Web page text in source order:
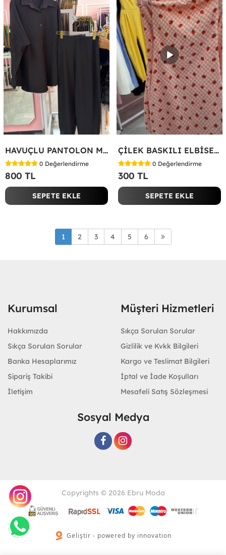
HAVUÇLU PANTOLON MİYASE TAKIM Siyah
0 Değerlendirme
800 TL
SEPETE EKLE
ÇİLEK BASKILI ELBİSE Bej
0 Değerlendirme
300 TL
SEPETE EKLE
1 2 3 4 5 6
Kurumsal
Hakkımızda
Sıkça Sorulan Sorular
Banka Hesaplarımız
Sipariş Takibi
İletişim
Müşteri Hizmetleri
Sıkça Sorulan Sorular
Gizlilik ve Kvkk Bilgileri
Kargo ve Teslimat Bilgileri
İptal ve İade Koşulları
Mesafeli Satış Sözleşmesi
Sosyal Medya
Copyrights © 2026 Ebru Moda
Geliştir - powered by innovation